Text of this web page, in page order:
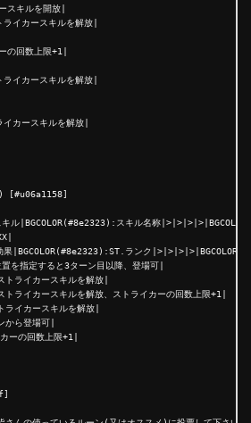
キルを開放|
カースキルを解放|
回数上限+1|
カースキルを解放|
ースキルを解放|
[#u06a1158]
ル|BGCOLOR(#8e2323):スキル名称
果|BGCOLOR(#8e2323):ST.ランク
定すると3ターン目以降、登場可|
イカースキルを解放|
イカースキルを解放、ストライカーの回数上限+1|
カースキルを解放|
ら登場可|
の回数上限+1|